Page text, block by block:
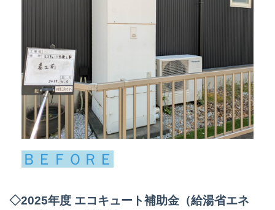
ＢＥＦＯＲＥ
◇2025年度 エコキュート補助金（給湯省エネ